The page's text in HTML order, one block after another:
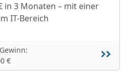
in 3 Monaten – mit einer
IT-Bereich
€